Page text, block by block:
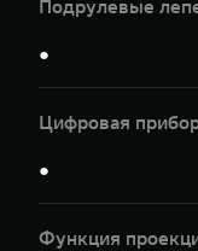
Подрулевые
●
Цифровая
●
Функция